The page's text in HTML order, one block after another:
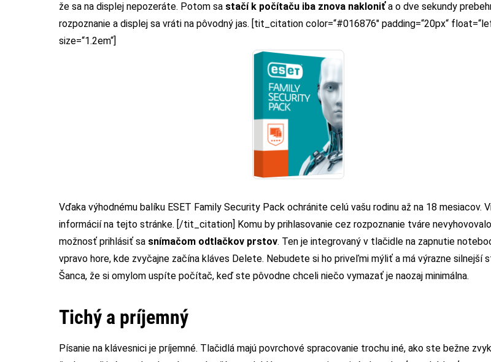
že sa na displej nepozeráte. Potom sa stačí k počítaču iba znova nakloniťa o dve sekundy
rozpoznanie a displej sa vráti na pôvodný jas. [tit_citation color=“#016876″ padding=“20px“
size=“1.2em“]
Vďaka výhodnému balíku ESET Family Security Pack ochránite celú vašu rodinu až na 18 mesiacov.
informáciína tejto stránke. [/tit_citation] Komu by prihlasovanie cez rozpoznanie tváre
možnosť prihlásiť sa snímačom odtlačkov prstov. Ten je integrovaný v tlačidle na zapnutie
vpravo hore, kde zvyčajne začína kláves Delete. Nebudete si ho priveľmi mýliť a má výrazne silnejší
Šanca, že si omylom uspíte počítač, keď ste pôvodne chceli niečo vymazať je naozaj minimálna.
Tichý a príjemný
Písanie na klávesnici je príjemné. Tlačidlá majú povrchové spracovanie trochu iné, ako ste bežne